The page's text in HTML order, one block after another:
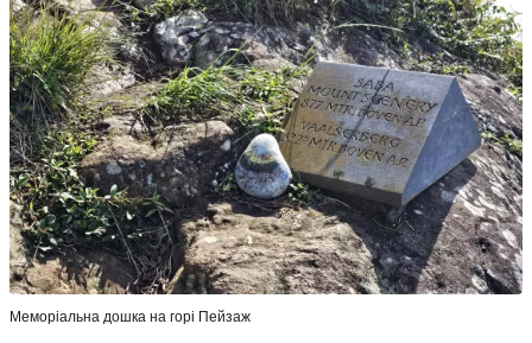
Меморіальна дошка на горі Пейзаж